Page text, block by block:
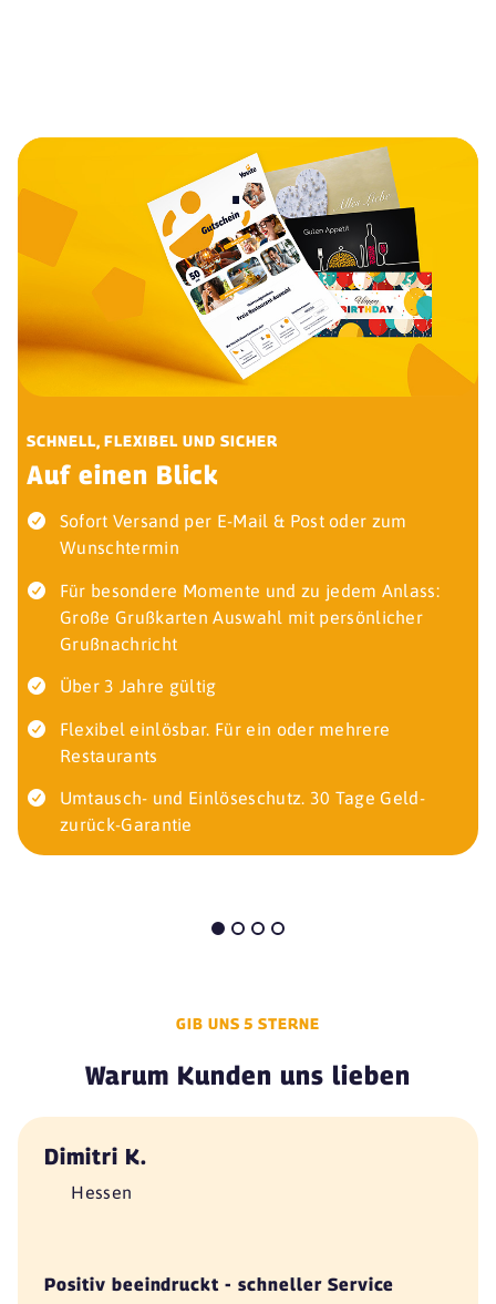
SCHNELL, FLEXIBEL UND SICHER
Auf einen Blick
Sofort Versand per E-Mail & Post oder zum
Wunschtermin
Für besondere Momente und zu jedem Anlass:
Große Grußkarten Auswahl mit persönlicher
Grußnachricht
Über 3 Jahre gültig
Flexibel einlösbar. Für ein oder mehrere
Restaurants
Umtausch- und Einlöseschutz. 30 Tage Geld-
zurück-Garantie
GIB UNS 5 STERNE
Warum Kunden uns lieben
Dimitri K.
Hessen
Positiv beeindruckt - schneller Service